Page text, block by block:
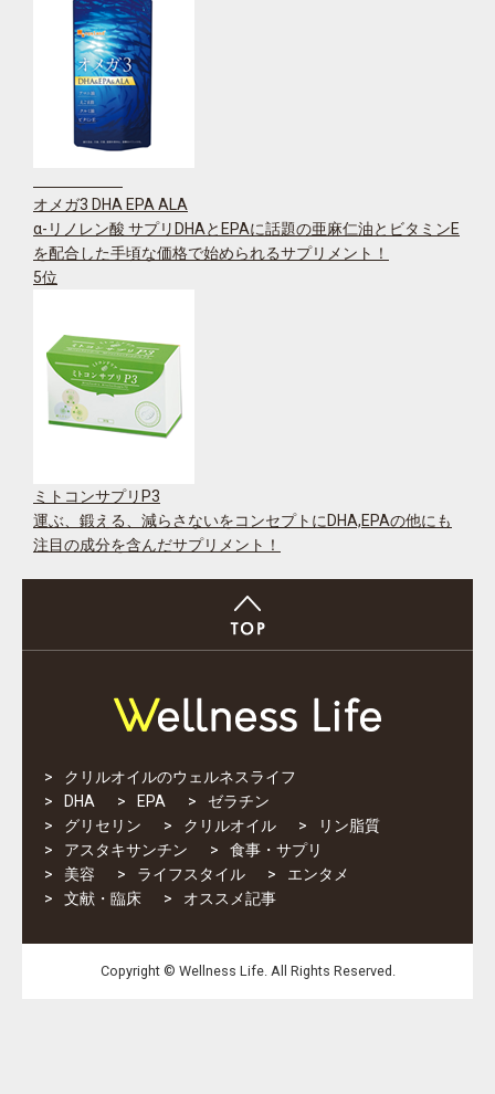
オメガ3 DHA EPA ALA
α-リノレン酸 サプリDHAとEPAに話題の亜麻仁油とビタミンE
を配合した手頃な価格で始められるサプリメント！
5位
ミトコンサプリP3
運ぶ、鍛える、減らさないをコンセプトにDHA,EPAの他にも
注目の成分を含んだサプリメント！
クリルオイルのウェルネスライフ
DHA
EPA
ゼラチン
グリセリン
クリルオイル
リン脂質
アスタキサンチン
食事・サプリ
美容
ライフスタイル
エンタメ
文献・臨床
オススメ記事
Copyright © Wellness Life. All Rights Reserved.